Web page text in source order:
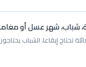
شباب، شهر عسل أو
تحتاج إيقاعا، الشباب